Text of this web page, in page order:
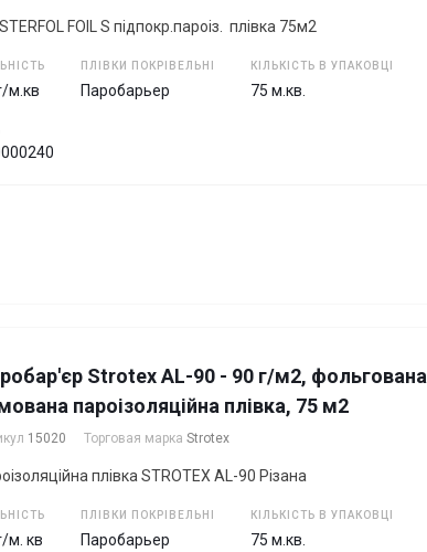
FOIL S підпокр.пароіз. плівка 75м2
м.кв
ПЛІВКИ ПОКРІВЕЛЬНІ
Паробарьер
КІЛЬКІСТЬ В УПАКОВЦІ
75 м.кв.
Strotex AL-90 - 90 г/м2, фольгована
пароізоляційна плівка, 75 м2
15020 Торговая марка Strotex
плівка STROTEX AL-90 Різана
м. кв
ПЛІВКИ ПОКРІВЕЛЬНІ
Паробарьер
КІЛЬКІСТЬ В УПАКОВЦІ
75 м.кв.